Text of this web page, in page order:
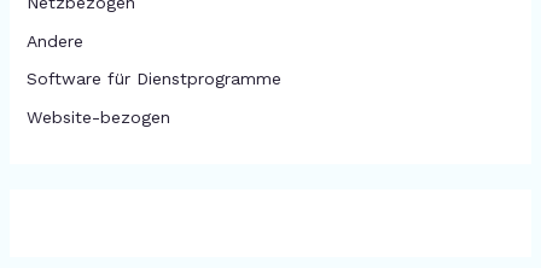
Andere
Software für Dienstprogramme
Website-bezogen